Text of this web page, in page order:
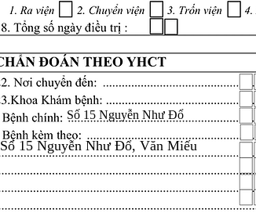
Số 15 Nguyễn Như Đổ
Số 15 Nguyễn Như Đổ, Văn Miếu